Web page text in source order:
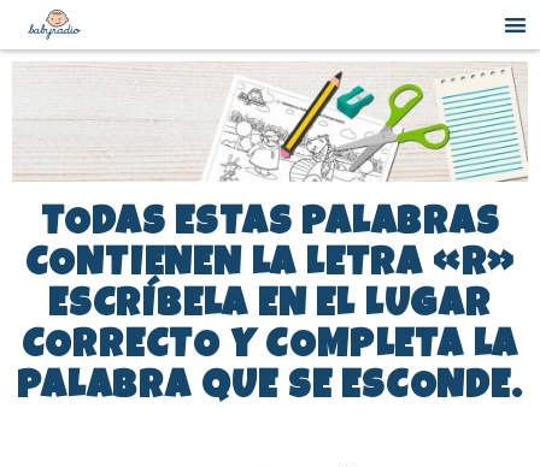
TODAS ESTAS PALABRAS
CONTIENEN LA LETRA «R»
ESCRÍBELA EN EL LUGAR
CORRECTO Y COMPLETA LA
PALABRA QUE SE ESCONDE.